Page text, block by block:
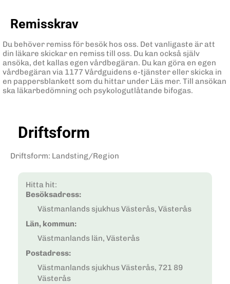
Remisskrav
Du behöver remiss för besök hos oss. Det vanligaste är att
din läkare skickar en remiss till oss. Du kan också själv
ansöka, det kallas egen vårdbegäran. Du kan göra en egen
vårdbegäran via 1177 Vårdguidens e-tjänster eller skicka in
en pappersblankett som du hittar under Läs mer. Till ansökan
ska läkarbedömning och psykologutlåtande bifogas.
Driftsform
Driftsform: Landsting/Region
Hitta hit:
Besöksadress:
Västmanlands sjukhus Västerås, Västerås
Län, kommun:
Västmanlands län, Västerås
Postadress:
Västmanlands sjukhus Västerås, 721 89
Västerås